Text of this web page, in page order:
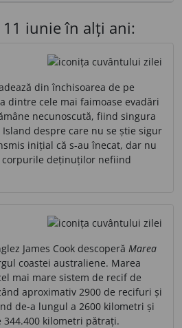
iunie în alți ani:
din închisoarea de pe
dintre cele mai faimoase evadări
necunoscută, fiind singura
despre care nu se știe sigur
inițial că s-au înecat, dar nu
corpurile deținuților nefiind
James Cook descoperă Marea
coastei australiene. Marea
mai mare sistem de recif de
aproximativ 2900 de recifuri și
de-a lungul a 2600 kilometri și
kilometri pătrați.